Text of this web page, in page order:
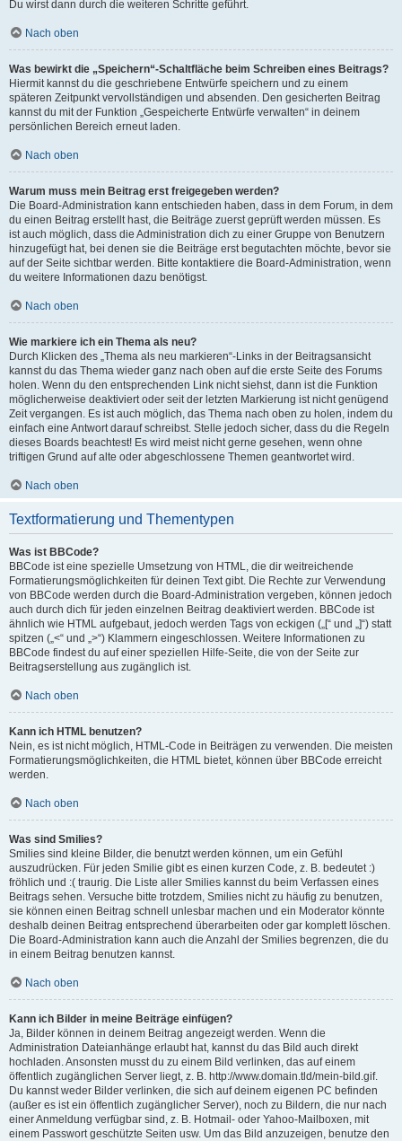
Du wirst dann durch die weiteren Schritte geführt.
Nach oben
Was bewirkt die „Speichern“-Schaltfläche beim Schreiben eines Beitrags?
Hiermit kannst du die geschriebene Entwürfe speichern und zu einem
späteren Zeitpunkt vervollständigen und absenden. Den gesicherten Beitrag
kannst du mit der Funktion „Gespeicherte Entwürfe verwalten“ in deinem
persönlichen Bereich erneut laden.
Nach oben
Warum muss mein Beitrag erst freigegeben werden?
Die Board-Administration kann entschieden haben, dass in dem Forum, in dem
du einen Beitrag erstellt hast, die Beiträge zuerst geprüft werden müssen. Es
ist auch möglich, dass die Administration dich zu einer Gruppe von Benutzern
hinzugefügt hat, bei denen sie die Beiträge erst begutachten möchte, bevor sie
auf der Seite sichtbar werden. Bitte kontaktiere die Board-Administration, wenn
du weitere Informationen dazu benötigst.
Nach oben
Wie markiere ich ein Thema als neu?
Durch Klicken des „Thema als neu markieren“-Links in der Beitragsansicht
kannst du das Thema wieder ganz nach oben auf die erste Seite des Forums
holen. Wenn du den entsprechenden Link nicht siehst, dann ist die Funktion
möglicherweise deaktiviert oder seit der letzten Markierung ist nicht genügend
Zeit vergangen. Es ist auch möglich, das Thema nach oben zu holen, indem du
einfach eine Antwort darauf schreibst. Stelle jedoch sicher, dass du die Regeln
dieses Boards beachtest! Es wird meist nicht gerne gesehen, wenn ohne
triftigen Grund auf alte oder abgeschlossene Themen geantwortet wird.
Nach oben
Textformatierung und Thementypen
Was ist BBCode?
BBCode ist eine spezielle Umsetzung von HTML, die dir weitreichende
Formatierungsmöglichkeiten für deinen Text gibt. Die Rechte zur Verwendung
von BBCode werden durch die Board-Administration vergeben, können jedoch
auch durch dich für jeden einzelnen Beitrag deaktiviert werden. BBCode ist
ähnlich wie HTML aufgebaut, jedoch werden Tags von eckigen („[“ und „]“) statt
spitzen („<“ und „>“) Klammern eingeschlossen. Weitere Informationen zu
BBCode findest du auf einer speziellen Hilfe-Seite, die von der Seite zur
Beitragserstellung aus zugänglich ist.
Nach oben
Kann ich HTML benutzen?
Nein, es ist nicht möglich, HTML-Code in Beiträgen zu verwenden. Die meisten
Formatierungsmöglichkeiten, die HTML bietet, können über BBCode erreicht
werden.
Nach oben
Was sind Smilies?
Smilies sind kleine Bilder, die benutzt werden können, um ein Gefühl
auszudrücken. Für jeden Smilie gibt es einen kurzen Code, z. B. bedeutet :)
fröhlich und :( traurig. Die Liste aller Smilies kannst du beim Verfassen eines
Beitrags sehen. Versuche bitte trotzdem, Smilies nicht zu häufig zu benutzen,
sie können einen Beitrag schnell unlesbar machen und ein Moderator könnte
deshalb deinen Beitrag entsprechend überarbeiten oder gar komplett löschen.
Die Board-Administration kann auch die Anzahl der Smilies begrenzen, die du
in einem Beitrag benutzen kannst.
Nach oben
Kann ich Bilder in meine Beiträge einfügen?
Ja, Bilder können in deinem Beitrag angezeigt werden. Wenn die
Administration Dateianhänge erlaubt hat, kannst du das Bild auch direkt
hochladen. Ansonsten musst du zu einem Bild verlinken, das auf einem
öffentlich zugänglichen Server liegt, z. B. http://www.domain.tld/mein-bild.gif.
Du kannst weder Bilder verlinken, die sich auf deinem eigenen PC befinden
(außer es ist ein öffentlich zugänglicher Server), noch zu Bildern, die nur nach
einer Anmeldung verfügbar sind, z. B. Hotmail- oder Yahoo-Mailboxen, mit
einem Passwort geschützte Seiten usw. Um das Bild anzuzeigen, benutze den